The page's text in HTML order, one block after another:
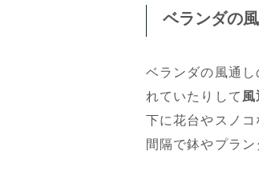
ベランダの
ベランダの風通
れていたりして
下に花台やスノ
間隔で鉢やプラン